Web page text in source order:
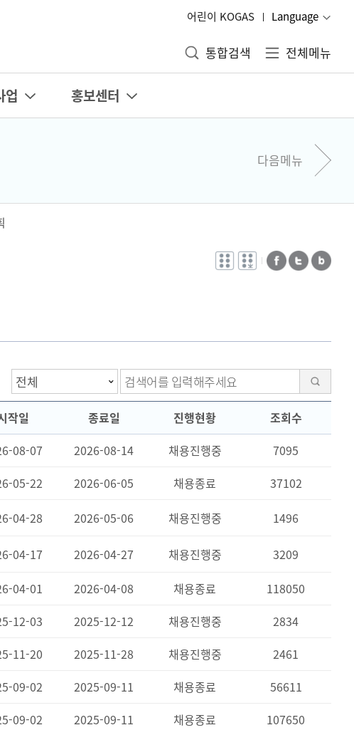
어린이 KOGAS Language
통합검색 전체메뉴
업 홍보센터
다음메뉴
전자점자
바로보기
전자점자
다운로드페이스북트위터블로그
검색
작일 종료일 진행현황
조회수
08-07 2026-08-14 채용진행중
7095
05-22 2026-06-05 채용종료 37102
04-28 2026-05-06 채용진행중 1496
04-17 2026-04-27 채용진행중
3209
04-01 2026-04-08 채용종료
118050
12-03 2025-12-12 채용진행중
2834
11-20 2025-11-28 채용진행중
2461
09-02 2025-09-11 채용종료
56611
09-02 2025-09-11 채용종료
107650